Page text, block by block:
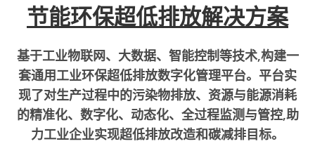
节能环保超低排放解决方案
基于工业物联网、大数据、智能控制等技术,构建一
套通用工业环保超低排放数字化管理平台。平台实
现了对生产过程中的污染物排放、资源与能源消耗
的精准化、数字化、动态化、全过程监测与管控,助
力工业企业实现超低排放改造和碳减排目标。